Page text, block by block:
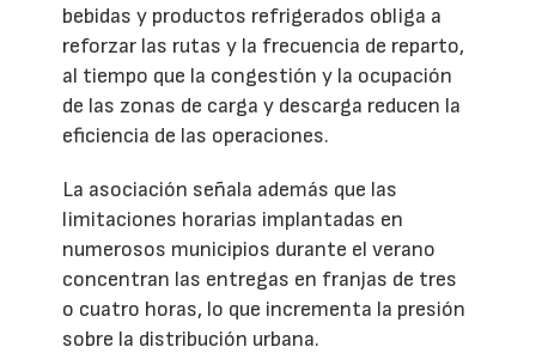
bebidas y productos refrigerados obliga a
reforzar las rutas y la frecuencia de reparto,
al tiempo que la congestión y la ocupación
de las zonas de carga y descarga reducen la
eficiencia de las operaciones.
La asociación señala además que las
limitaciones horarias implantadas en
numerosos municipios durante el verano
concentran las entregas en franjas de tres
o cuatro horas, lo que incrementa la presión
sobre la distribución urbana.